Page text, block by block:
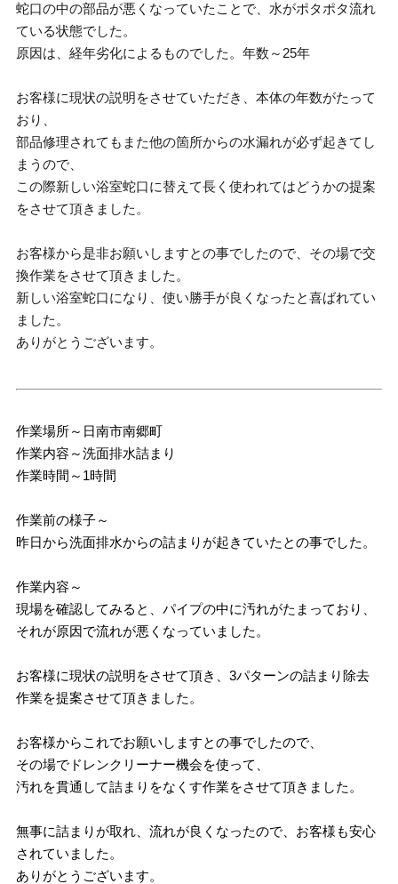
蛇口の中の部品が悪くなっていたことで、水がポタポタ流れ
ている状態でした。
原因は、経年劣化によるものでした。年数～25年
お客様に現状の説明をさせていただき、本体の年数がたって
おり、
部品修理されてもまた他の箇所からの水漏れが必ず起きてし
まうので、
この際新しい浴室蛇口に替えて長く使われてはどうかの提案
をさせて頂きました。
お客様から是非お願いしますとの事でしたので、その場で交
換作業をさせて頂きました。
新しい浴室蛇口になり、使い勝手が良くなったと喜ばれてい
ました。
ありがとうございます。
作業場所～日南市南郷町
作業内容～洗面排水詰まり
作業時間～1時間
作業前の様子～
昨日から洗面排水からの詰まりが起きていたとの事でした。
作業内容～
現場を確認してみると、パイプの中に汚れがたまっており、
それが原因で流れが悪くなっていました。
お客様に現状の説明をさせて頂き、3パターンの詰まり除去
作業を提案させて頂きました。
お客様からこれでお願いしますとの事でしたので、
その場でドレンクリーナー機会を使って、
汚れを貫通して詰まりをなくす作業をさせて頂きました。
無事に詰まりが取れ、流れが良くなったので、お客様も安心
されていました。
ありがとうございます。